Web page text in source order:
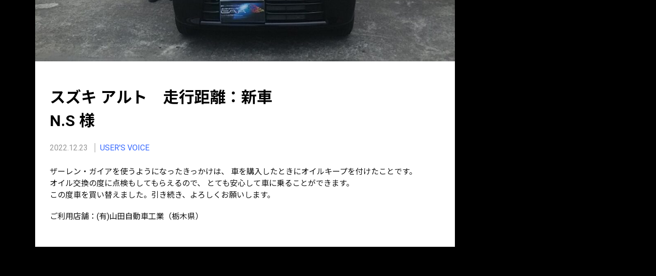
スズキ アルト 走行距離：新車
N.S 様
2022.12.23 USER'S VOICE
ザーレン・ガイアを使うようになったきっかけは、 車を購入したときにオイルキープを付けたことです。
オイル交換の度に点検もしてもらえるので、 とても安心して車に乗ることができます。
この度車を買い替えました。引き続き、よろしくお願いします。
ご利用店舗：(有)山田自動車工業（栃木県）